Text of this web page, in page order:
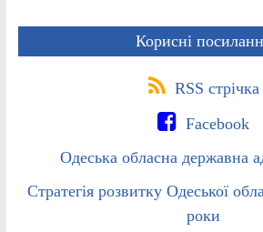
Корисні
RSS стрічка
Facebook
Одеська обласна державна
Стратегія розвитку Одеської
роки